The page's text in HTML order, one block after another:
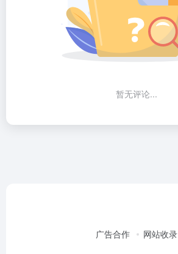
暂无评论...
广告合作 网站收录